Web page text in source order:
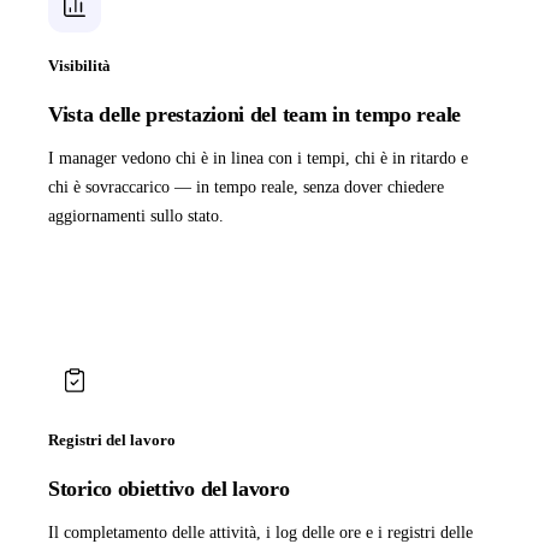
Visibilità
Vista delle prestazioni del team in tempo reale
I manager vedono chi è in linea con i tempi, chi è in ritardo e
chi è sovraccarico — in tempo reale, senza dover chiedere
aggiornamenti sullo stato.
Registri del lavoro
Storico obiettivo del lavoro
Il completamento delle attività, i log delle ore e i registri delle